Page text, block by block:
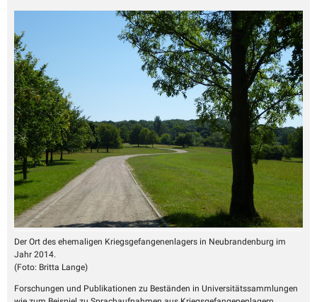
Der Ort des ehemaligen Kriegsgefangenenlagers in Neubrandenburg im
Jahr 2014.
(Foto: Britta Lange)
Forschungen und Publikationen zu Beständen in Universitätssammlungen